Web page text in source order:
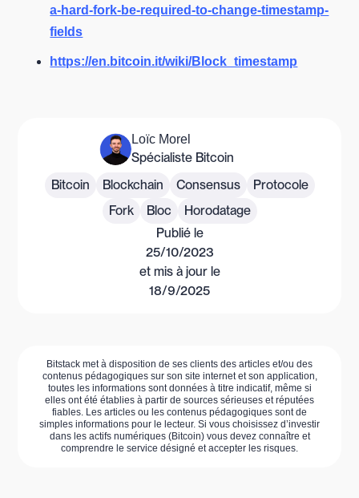
a-hard-fork-be-required-to-change-timestamp-
fields
https://en.bitcoin.it/wiki/Block_timestamp
Loïc Morel
Spécialiste Bitcoin
Bitcoin
Blockchain Consensus
Protocole
Fork
Bloc
Horodatage
Publié le
25/10/2023
et mis à jour le
18/9/2025
Bitstack met à disposition de ses clients des articles et/ou des
contenus pédagogiques sur son site internet et son application,
toutes les informations sont données à titre indicatif, même si
elles ont été établies à partir de sources sérieuses et réputées
fiables. Les articles ou les contenus pédagogiques sont de
simples informations pour le lecteur. Si vous choisissez d’investir
dans les actifs numériques (Bitcoin) vous devez connaître et
comprendre le service désigné et accepter les risques.